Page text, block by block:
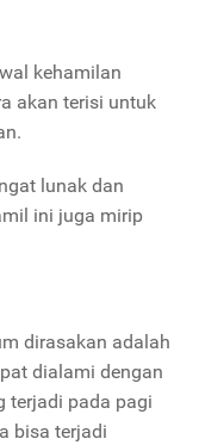
kehamilan
akan terisi untuk
lunak dan
ini juga mirip
dirasakan adalah
dialami dengan
terjadi pada pagi
bisa terjadi